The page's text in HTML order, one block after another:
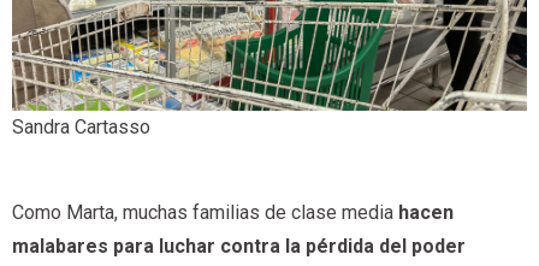
Sandra Cartasso
Como Marta, muchas familias de clase media hacen
malabares para luchar contra la pérdida del poder